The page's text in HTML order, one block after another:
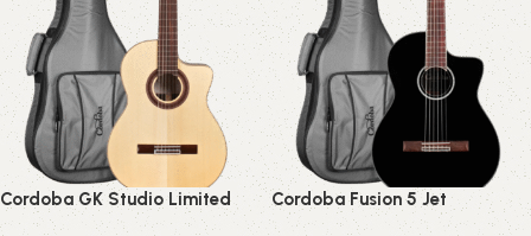
Cordoba GK Studio Limited Cordoba Fusion 5 Jet